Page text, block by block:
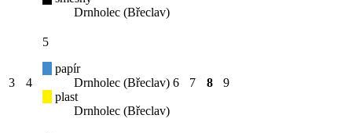
Drnholec (Břeclav)
3 4
5
papír
Drnholec (Břeclav)
plast
Drnholec (Břeclav)
6 7 8 9